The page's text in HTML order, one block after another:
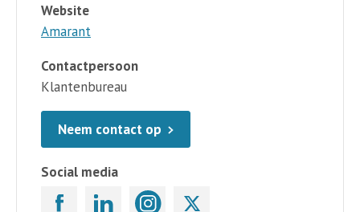
Website
Amarant
Contactpersoon
Klantenbureau
Neem contact op
Social media